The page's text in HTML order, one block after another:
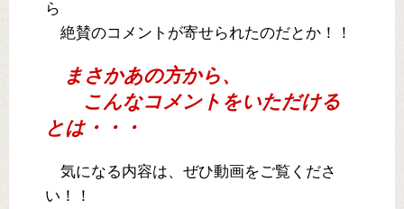
ら
絶賛のコメントが寄せられたのだとか！！
まさかあの方から、
こんなコメントをいただける
とは・・・
気になる内容は、ぜひ動画をご覧くださ
い！！